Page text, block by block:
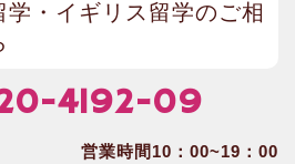
学・イギリス留学のご相
4192-09
営業時間10：00~19：00